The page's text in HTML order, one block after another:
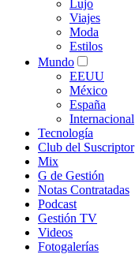
Lujo
Viajes
Moda
Estilos
Mundo
EEUU
México
España
Internacional
Tecnología
Club del Suscriptor
Mix
G de Gestión
Notas Contratadas
Podcast
Gestión TV
Videos
Fotogalerías